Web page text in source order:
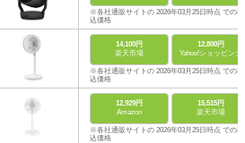
※各社通販サイトの 2026年03月25日時点 での税
込価格
14,100円
楽天市場
12,800円
Yahoo!ショッピング
※各社通販サイトの 2026年03月25日時点 での税
込価格
12,929円
Amazon
15,515円
楽天市場
※各社通販サイトの 2026年03月25日時点 での税
込価格